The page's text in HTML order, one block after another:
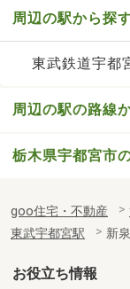
周辺の駅から探
東武鉄道宇都
周辺の駅の路線
栃木県宇都宮市
goo住宅・不動産
東武宇都宮駅
新
お役立ち情報